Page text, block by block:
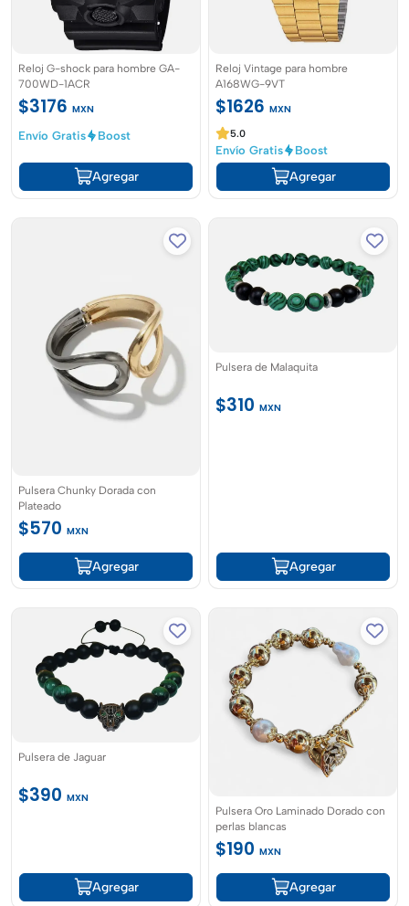
Reloj G-shock para hombre GA-
700WD-1ACR
$3176 MXN
Envío Gratis
Boost
Agregar
Reloj Vintage para hombre
A168WG-9VT
$1626 MXN
5.0
Envío Gratis Boost
Agregar
Pulsera Chunky Dorada con
Plateado
$570 MXN
Agregar
Pulsera de Malaquita
$310 MXN
Agregar
Pulsera de Jaguar
$390 MXN
Agregar
Pulsera Oro Laminado Dorado con
perlas blancas
$190 MXN
Agregar